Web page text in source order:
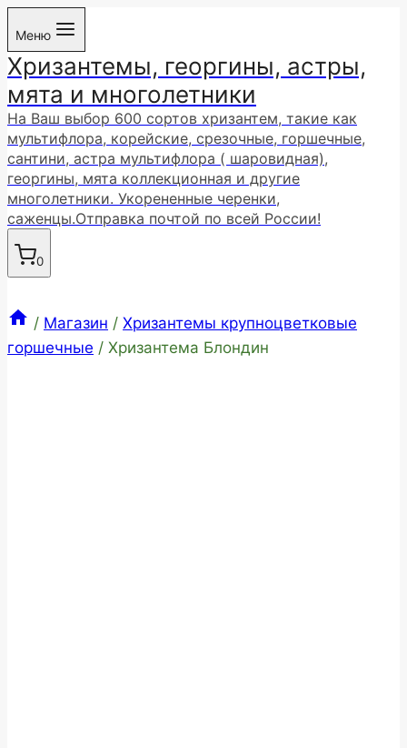
Перейти
содержимому
Меню
Хризантемы, георгины, астры,
мята и многолетники
На Ваш выбор 600 сортов хризантем, такие как
мультифлора, корейские, срезочные, горшечные,
сантини, астра мультифлора ( шаровидная),
георгины, мята коллекционная и другие
многолетники. Укорененные черенки,
саженцы.Отправка почтой по всей России!
0
/ Магазин / Хризантемы крупноцветковые
горшечные / Хризантема Блондин